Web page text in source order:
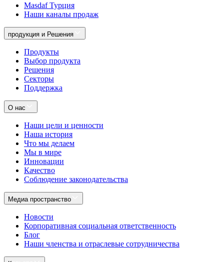
Masdaf Турция
Наши каналы продаж
продукция и Решения
Продукты
Выбор продукта
Решения
Секторы
Поддержка
О нас
Наши цели и ценности
Наша история
Что мы делаем
Мы в мире
Инновации
Качество
Соблюдение законодательства
Медиа пространство
Новости
Корпоративная социальная ответственность
Блог
Наши членства и отраслевые сотрудничества